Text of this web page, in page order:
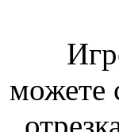
можете